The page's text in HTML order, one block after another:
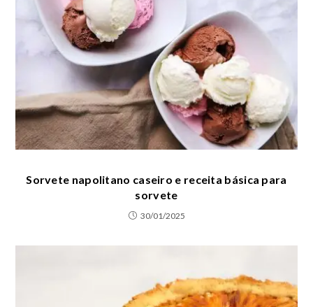
Sorvete napolitano caseiro e receita básica para
sorvete
30/01/2025